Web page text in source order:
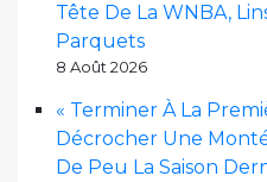
Tête De La WNBA,
Parquets
8 Août 2026
« Terminer À La
Décrocher Une
De Peu La Saison